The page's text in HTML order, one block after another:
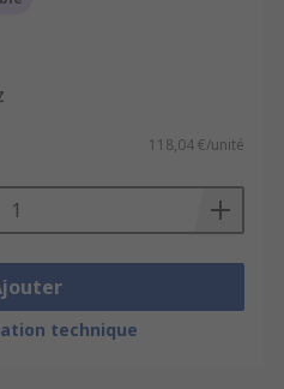
118,04 €/unité
technique